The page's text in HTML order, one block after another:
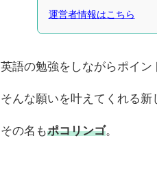
運営者情報はこちら
英語の勉強をしながらポイン
そんな願いを叶えてくれる新
その名もポコリンゴ。